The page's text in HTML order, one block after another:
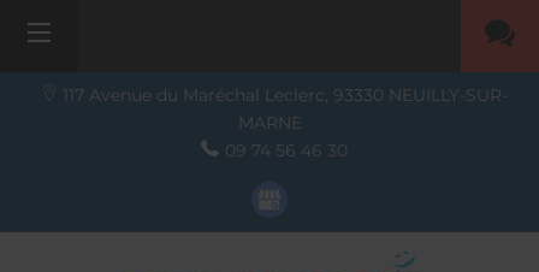
117 Avenue du Maréchal Leclerc, 93330 NEUILLY-SUR-
MARNE
09 74 56 46 30